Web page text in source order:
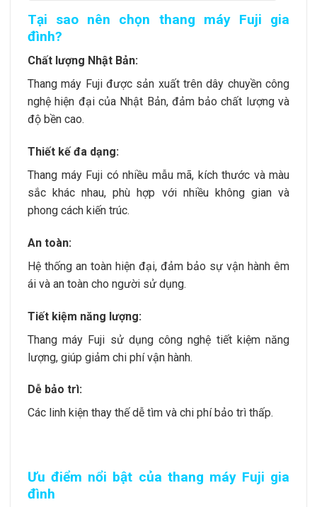
Tại sao nên chọn thang máy Fuji gia
đình?
Chất lượng Nhật Bản:
Thang máy Fuji được sản xuất trên dây chuyền công
nghệ hiện đại của Nhật Bản, đảm bảo chất lượng và
độ bền cao.
Thiết kế đa dạng:
Thang máy Fuji có nhiều mẫu mã, kích thước và màu
sắc khác nhau, phù hợp với nhiều không gian và
phong cách kiến trúc.
An toàn:
Hệ thống an toàn hiện đại, đảm bảo sự vận hành êm
ái và an toàn cho người sử dụng.
Tiết kiệm năng lượng:
Thang máy Fuji sử dụng công nghệ tiết kiệm năng
lượng, giúp giảm chi phí vận hành.
Dễ bảo trì:
Các linh kiện thay thế dễ tìm và chi phí bảo trì thấp.
Ưu điểm nổi bật của thang máy Fuji gia
đình